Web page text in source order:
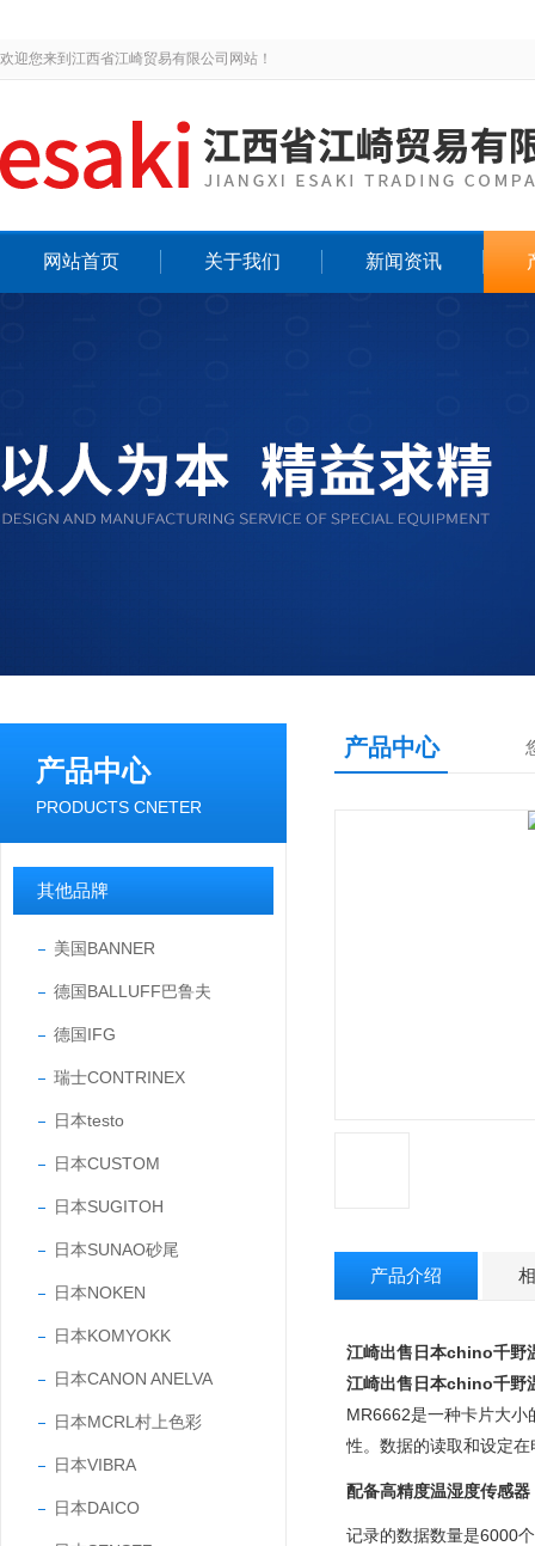
欢迎您来到江西省江崎贸易有限公司网站！
网站首页 关于我们 新闻资讯
产品中心
PRODUCTS CNETER
其他品牌
美国BANNER
德国BALLUFF巴鲁夫
德国IFG
瑞士CONTRINEX
日本testo
日本CUSTOM
日本SUGITOH
日本SUNAO砂尾
日本NOKEN
日本KOMYOKK
日本CANON ANELVA
日本MCRL村上色彩
日本VIBRA
日本DAICO
产品中心
产品介绍
江崎出售日本chino千野
江崎出售日本chino千野
MR6662是一种卡片大
性。数据的读取和设定
配备高精度温湿度传感器
记录的数据数量是6000